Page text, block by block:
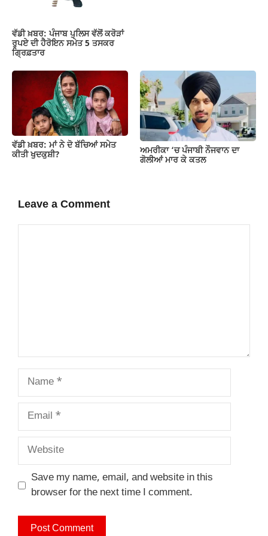
ਵੱਡੀ ਖ਼ਬਰ: ਪੰਜਾਬ ਪੁਲਿਸ ਵੱਲੋਂ ਕਰੋੜਾਂ
ਰੁਪਏ ਦੀ ਹੈਰੋਇਨ ਸਮੇਤ 5 ਤਸਕਰ
ਗ੍ਰਿਫ਼ਤਾਰ
ਵੱਡੀ ਖ਼ਬਰ: ਮਾਂ ਨੇ ਦੋ ਬੱਚਿਆਂ ਸਮੇਤ
ਕੀਤੀ ਖੁਦਕੁਸ਼ੀ?
ਅਮਰੀਕਾ ‘ਚ ਪੰਜਾਬੀ ਨੌਜਵਾਨ ਦਾ
ਗੋਲੀਆਂ ਮਾਰ ਕੇ ਕਤਲ
Leave a Comment
Name
Email
Website
Save my name, email, and website in this
browser for the next time I comment.